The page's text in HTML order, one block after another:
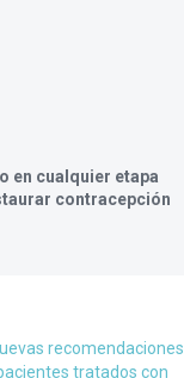
en cualquier etapa
contracepción
recomendaciones
tratados con